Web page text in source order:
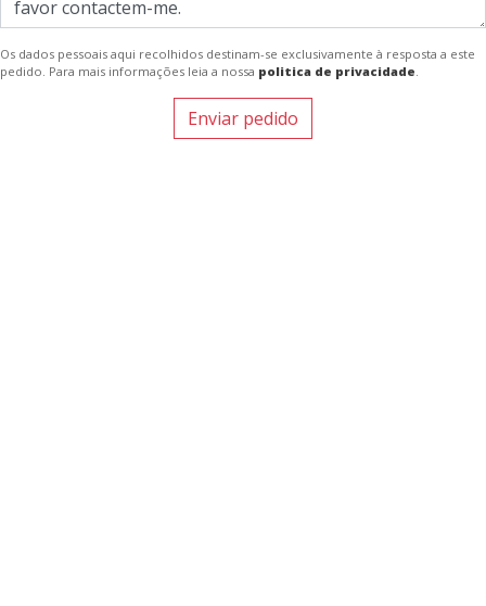
Os dados pessoais aqui recolhidos destinam-se exclusivamente à resposta a este
pedido. Para mais informações leia a nossa politica de privacidade.
Enviar pedido